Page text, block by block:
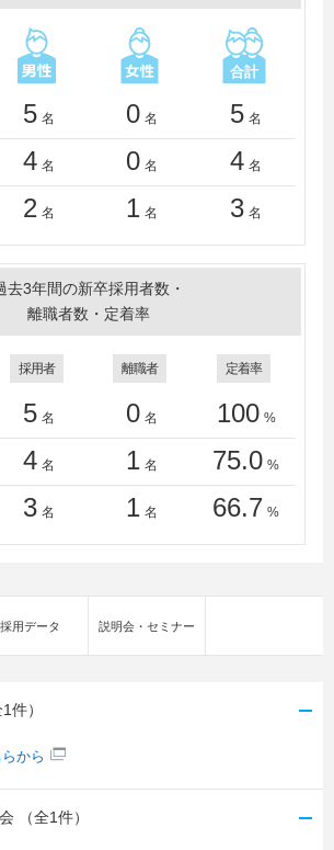
5 名 0 名 5 名
4 名 0 名 4 名
2 名 1 名 3 名
去3年間の新卒採用者数・
離職者数・定着率
採用者 離職者 定着率
5 名 0 名 100 %
4 名 1 名 75.0 %
3 名 1 名 66.7 %
採用データ 説明会・セミナー
1件）
から
（全1件）